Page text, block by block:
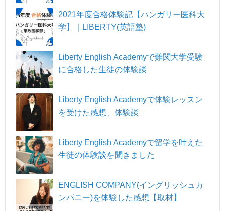
2021年度合格体験記【ハンガリー医科大
学】｜LIBERTY(英語塾)
Liberty English Academyで難関大学受験
に合格した生徒の体験談
Liberty English Academyで体験レッスン
を受けた感想、体験談
Liberty English Academyで留学を叶えた
生徒の体験談を聞きました
ENGLISH COMPANY(イングリッシュカ
ンパニー)を体験した感想【取材】